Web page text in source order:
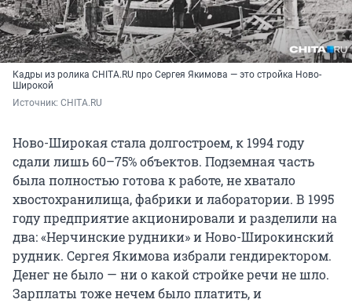
Кадры из ролика CHITA.RU про Сергея Якимова — это стройка Ново-
Широкой
Источник: CHITA.RU
Ново-Широкая стала долгостроем, к 1994 году
сдали лишь 60–75% объектов. Подземная часть
была полностью готова к работе, не хватало
хвостохранилища, фабрики и лаборатории. В 1995
году предприятие акционировали и разделили на
два: «Нерчинские рудники» и Ново-Широкинский
рудник. Сергея Якимова избрали гендиректором.
Денег не было — ни о какой стройке речи не шло.
Зарплаты тоже нечем было платить, и